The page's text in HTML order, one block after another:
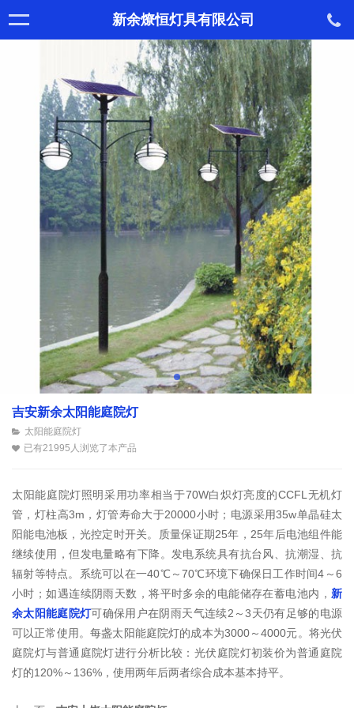
新余燎恒灯具有限公司
吉安新余太阳能庭院灯
太阳能庭院灯
已有21995人浏览了本产品
太阳能庭院灯照明采用功率相当于70W白炽灯亮度的CCFL无机灯
管，灯柱高3m，灯管寿命大于20000小时；电源采用35w单晶硅太
阳能电池板，光控定时开关。质量保证期25年，25年后电池组件能
继续使用，但发电量略有下降。发电系统具有抗台风、抗潮湿、抗
辐射等特点。系统可以在一40℃～70℃环境下确保日工作时间4～6
小时；如遇连续阴雨天数，将平时多余的电能储存在蓄电池内， 新
余太阳能庭院灯可确保用户在阴雨天气连续2～3天仍有足够的电源
可以正常使用。每盏太阳能庭院灯的成本为3000～4000元。将光伏
庭院灯与普通庭院灯进行分析比较：光伏庭院灯初装价为普通庭院
灯的120%～136%，使用两年后两者综合成本基本持平。